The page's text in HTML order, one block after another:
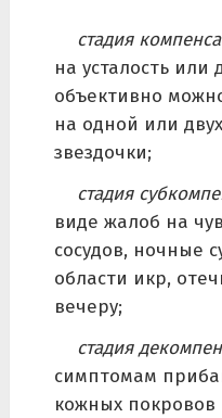
стадия
на усталость или
объективно
на одной или
звездочки;
стадия
виде жалоб на
сосудов, ночные
области икр,
вечеру;
стадия
симптомам
кожных